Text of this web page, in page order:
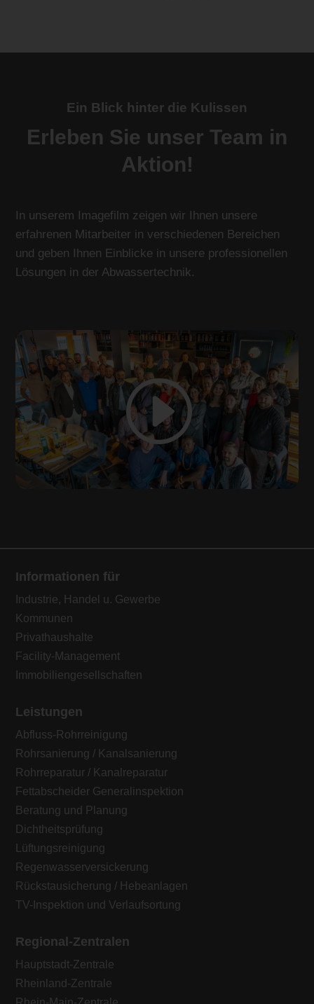
Ein Blick hinter die Kulissen
Erleben Sie unser Team in
Aktion!
In unserem Imagefilm zeigen wir Ihnen unsere
erfahrenen Mitarbeiter in verschiedenen Bereichen
und geben Ihnen Einblicke in unsere professionellen
Lösungen in der Abwassertechnik.
Informationen für
Industrie, Handel u. Gewerbe
Kommunen
Privathaushalte
Facility-Management
Immobiliengesellschaften
Leistungen
Abfluss-Rohrreinigung
Rohrsanierung / Kanalsanierung
Rohrreparatur / Kanalreparatur
Fettabscheider Generalinspektion
Beratung und Planung
Dichtheitsprüfung
Lüftungsreinigung
Regenwasserversickerung
Rückstausicherung / Hebeanlagen
TV-Inspektion und Verlaufsortung
Regional-Zentralen
Hauptstadt-Zentrale
Rheinland-Zentrale